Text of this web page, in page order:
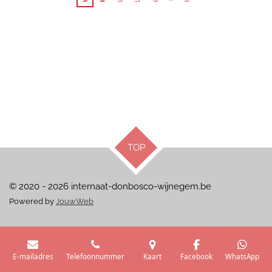
TOP
© 2020 - 2026 internaat-donbosco-wijnegem.be
Powered by JouwWeb
E-mailadres Telefoonnummer Kaart Facebook WhatsApp